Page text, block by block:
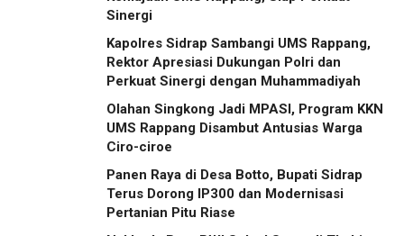
Sinergi
Kapolres Sidrap Sambangi UMS Rappang,
Rektor Apresiasi Dukungan Polri dan
Perkuat Sinergi dengan Muhammadiyah
Olahan Singkong Jadi MPASI, Program KKN
UMS Rappang Disambut Antusias Warga
Ciro-ciroe
Panen Raya di Desa Botto, Bupati Sidrap
Terus Dorong IP300 dan Modernisasi
Pertanian Pitu Riase